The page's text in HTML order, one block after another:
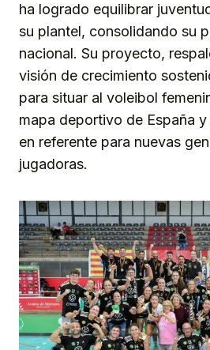
ha logrado equilibrar
su plantel, consolidando su
nacional. Su proyecto,
visión de crecimiento
para situar al voleibol
mapa deportivo de España
en referente para nuevas
jugadoras.